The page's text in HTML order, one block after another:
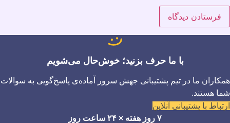
با ما حرف بزنید؛ خوش‌حال می‌شویم
همکاران ما در تیم پشتیبانی جهش سرور آماده‌ی پاسخ‌گویی به سوالات
شما هستند.
ارتباط با پشتیبانی آنلاین
۷ روز هفته × ۲۴ ساعت روز